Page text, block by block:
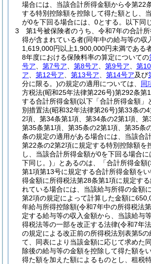
場合には、当該合計所得金額から令第22
する特別控除額を控除して得た額とし、
が0を下回る場合には、0とする。以下同
3
第1号被保険者のうち、令和7年の合計
得が含まれている者(同年中の給与等の収
1,619,000円以上1,900,000円未満である
8年度における保険料率の算定についての
号ア
第7号ア 第8号ア 第9号ア 第
ア
第12号ア 第13号ア 第14号ア及び
分に限る。)の規定の適用については、 同
方税法(昭和25年法律第226号)第292条第
する合計所得金額(以下「合計所得金額」
別措置法(昭和32年法律第26号)第33条の
2項、第34条第1項、第34条の2第1項、第
第35条第1項、第35条の2第1項、第35条
条の規定の適用がある場合には、当該合
第22条の2第2項に規定する特別控除額を
し、当該合計所得金額が0を下回る場合
下同じ。) 」とあるのは、「合計所得金額(
第1項第13号に規定する合計所得金額を
得金額に所得税法第28条第1項に規定す
れている場合には、当該給与所得の金額
第2項の規定によって計算した金額に
年給与所得控除額(令和7年中の所得税法
定する給与等の収入金額から、当該給与
得税法等の一部を改正する法律(令和7年
の規定による改正前の所得税法別表第5の
て、同表により当該金額に応じて求めた
除後の給与等の金額を控除して得た額を
得た額を加えた額によるものとし、租税